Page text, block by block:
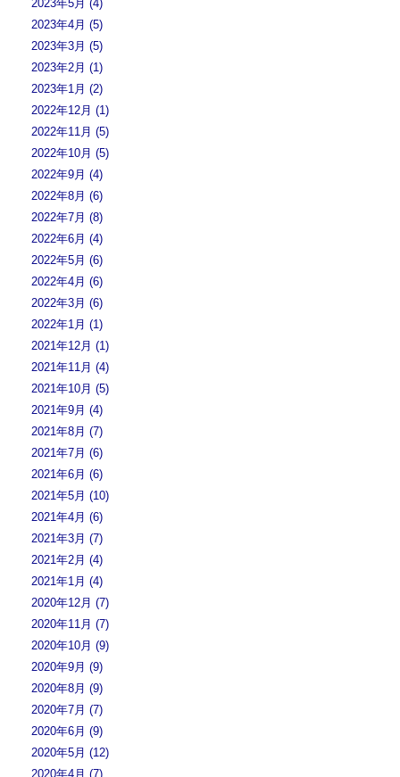
2023年5月 (4)
2023年4月 (5)
2023年3月 (5)
2023年2月 (1)
2023年1月 (2)
2022年12月 (1)
2022年11月 (5)
2022年10月 (5)
2022年9月 (4)
2022年8月 (6)
2022年7月 (8)
2022年6月 (4)
2022年5月 (6)
2022年4月 (6)
2022年3月 (6)
2022年1月 (1)
2021年12月 (1)
2021年11月 (4)
2021年10月 (5)
2021年9月 (4)
2021年8月 (7)
2021年7月 (6)
2021年6月 (6)
2021年5月 (10)
2021年4月 (6)
2021年3月 (7)
2021年2月 (4)
2021年1月 (4)
2020年12月 (7)
2020年11月 (7)
2020年10月 (9)
2020年9月 (9)
2020年8月 (9)
2020年7月 (7)
2020年6月 (9)
2020年5月 (12)
2020年4月 (7)